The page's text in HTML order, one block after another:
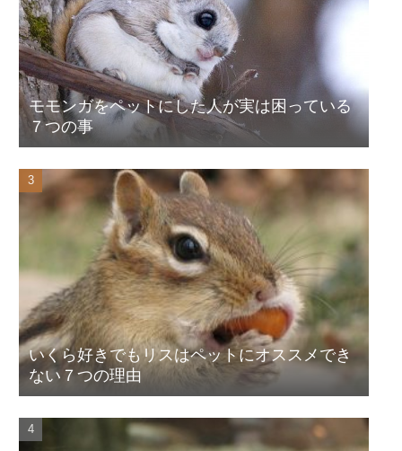
モモンガをペットにした人が実は困っている
７つの事
いくら好きでもリスはペットにオススメでき
ない７つの理由